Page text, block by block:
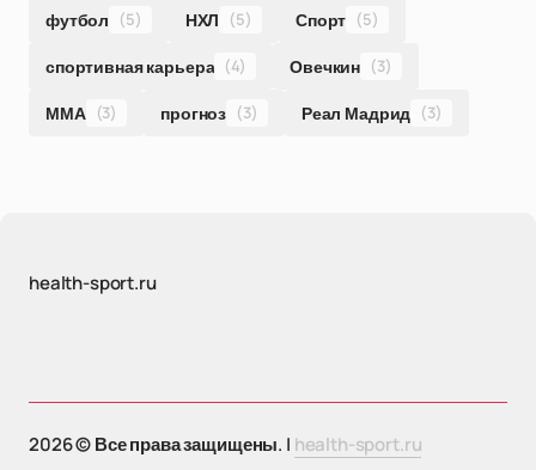
футбол (5) НХЛ (5) Спорт (5)
спортивная карьера (4) Овечкин (3)
ММА (3) прогноз (3) Реал Мадрид (3)
health-sport.ru
2026 © Все права защищены. | health-sport.ru